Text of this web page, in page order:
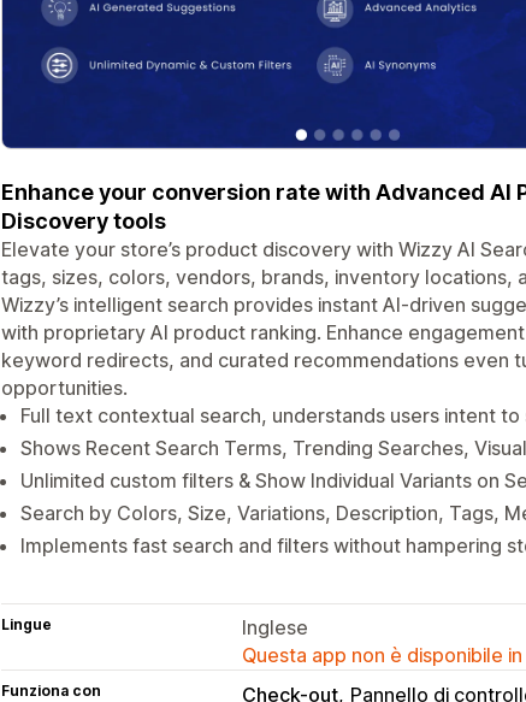
Enhance your conversion rate with Advanced AI
Discovery tools
Elevate your store’s product discovery with Wizzy AI
tags, sizes, colors, vendors, brands, inventory locations,
Wizzy’s intelligent search provides instant AI-driven
with proprietary AI product ranking. Enhance
keyword redirects, and curated recommendations even
opportunities.
Full text contextual search, understands users intent
Shows Recent Search Terms, Trending Searches,
Unlimited custom filters & Show Individual Variants on
Search by Colors, Size, Variations, Description, Tags,
Implements fast search and filters without hampering
Lingue
Inglese
Questa app non è disponibile
Funziona con Check-out Pannello di